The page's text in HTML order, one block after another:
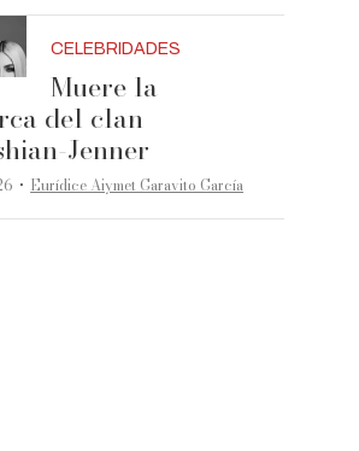
CELEBRIDADES
Muere la
del clan
Jenner
·Eurídice Aiymet Garavito García